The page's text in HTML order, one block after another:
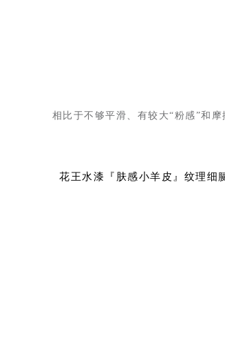
相比于不够平滑、有较大“粉感”和
花王水漆『肤感小羊皮』纹理细